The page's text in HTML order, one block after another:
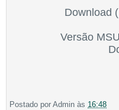
Download
Versão
Postado por Admin às 16:48